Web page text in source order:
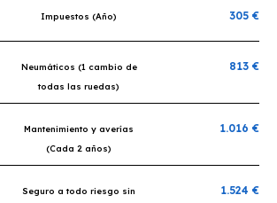
Impuestos (Año) 305 €
Neumáticos (1 cambio de
todas las ruedas)
813 €
Mantenimiento y averías
(Cada 2 años)
1.016 €
Seguro a todo riesgo sin
1.524 €